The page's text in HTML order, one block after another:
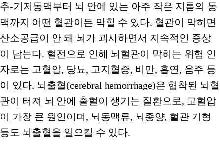
추-기저동맥부터 뇌 안에 있는 아주 작은 지름의 동
맥까지 어떤 혈관이든 막힐 수 있다. 혈관이 막히면
산소공급이 안 돼 뇌가 괴사하면서 지속적인 증상
이 남는다. 혈전으로 인해 뇌혈관이 막히는 위험 인
자로는 고혈압, 당뇨, 고지혈증, 비만, 흡연, 음주 등
이 있다. 뇌출혈(cerebral hemorrhage)은 협착된 뇌혈
관이 터져 뇌 안에 출혈이 생기는 질환으로, 고혈압
이 가장 큰 원인이며, 뇌동맥류, 뇌종양, 혈관 기형
등도 뇌출혈을 일으킬 수 있다.